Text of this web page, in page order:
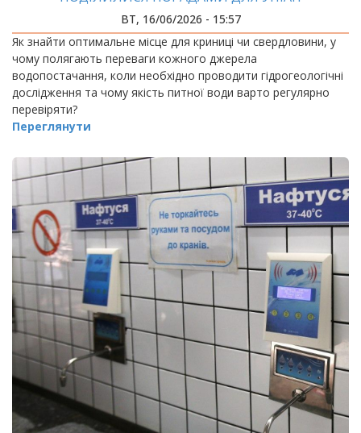
ВТ, 16/06/2026 - 15:57
Як знайти оптимальне місце для криниці чи свердловини, у
чому полягають переваги кожного джерела
водопостачання, коли необхідно проводити гідрогеологічні
дослідження та чому якість питної води варто регулярно
перевіряти?
Переглянути